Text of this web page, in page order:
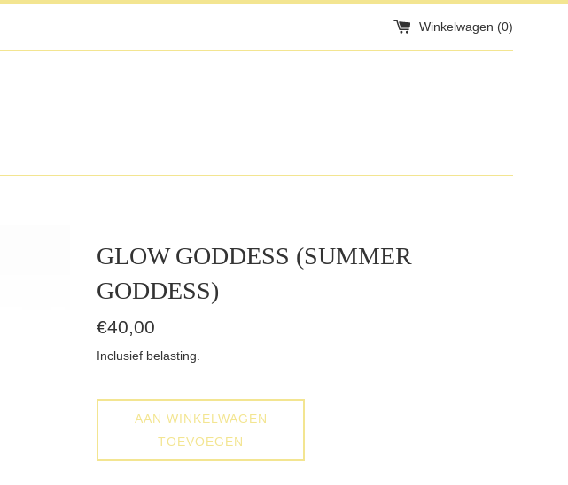
Winkelwagen (0)
GLOW GODDESS (SUMMER
GODDESS)
Normale
€40,00
Inclusief belasting.
AAN WINKELWAGEN
TOEVOEGEN